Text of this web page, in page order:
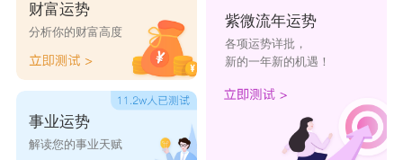
财富运势
分析你的财富高度
事业运势
解读您的事业天赋
紫微流年运势
各项运势详批，
新的一年新的机遇！